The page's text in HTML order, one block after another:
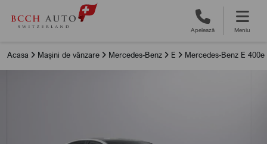
Apelează Meniu
Acasa Mașini de vânzare Mercedes-Benz E Mercedes-Benz E